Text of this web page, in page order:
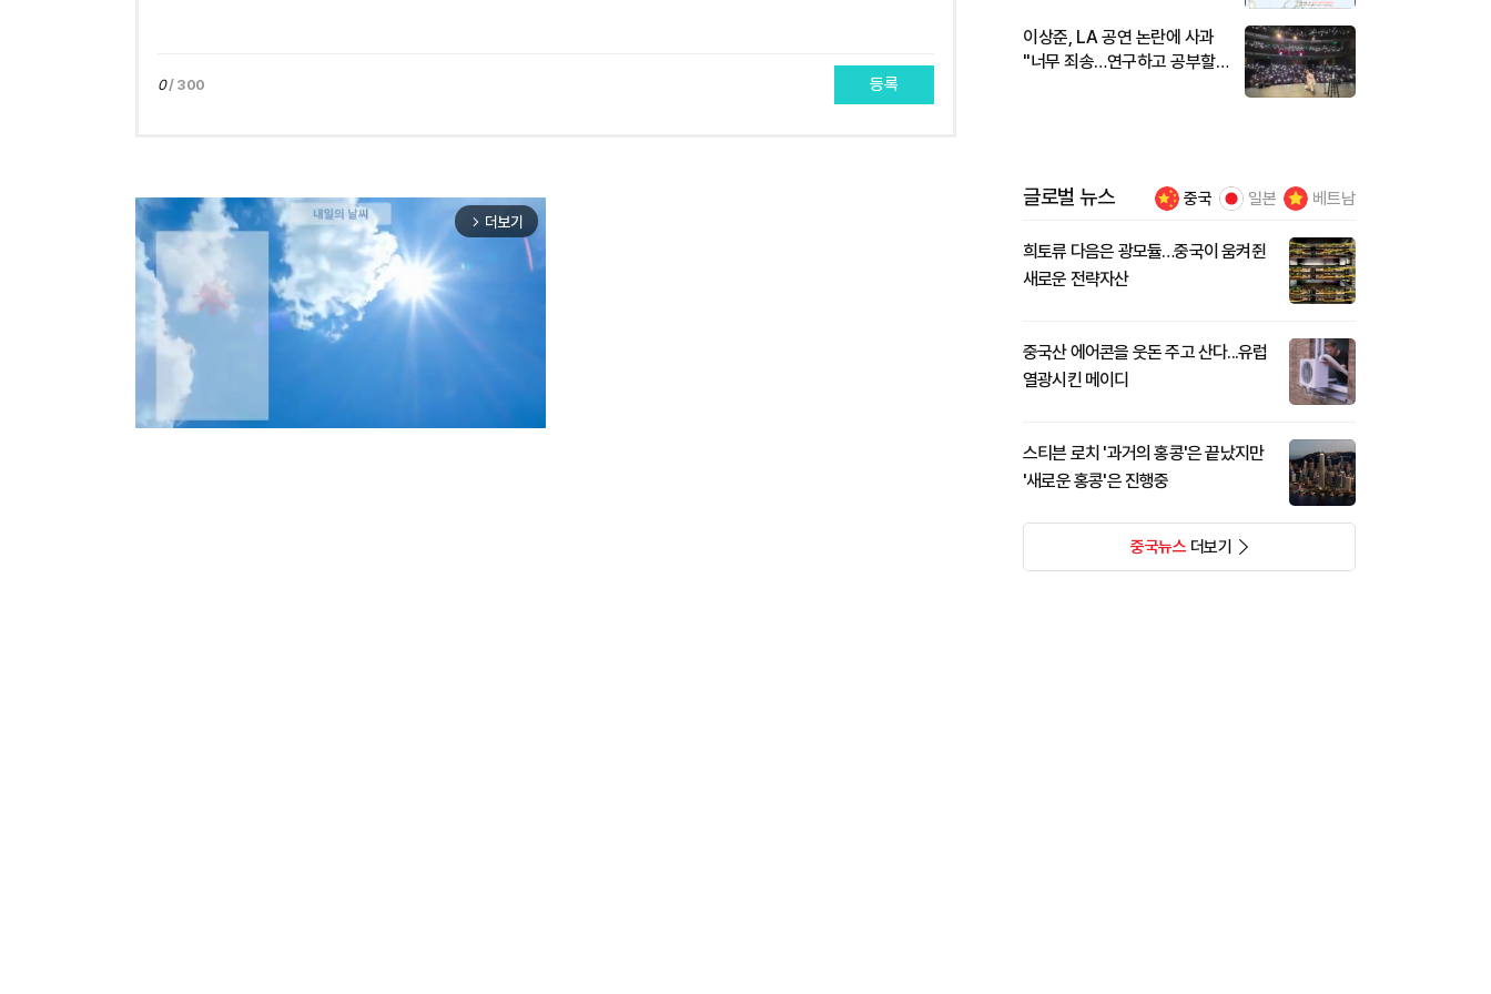
0/ 300 등록
arrow_forward_ios 더보기
이상준, LA 공연 논란에 사과
"너무 죄송…연구하고 공부할
글로벌 뉴스 중국 일본 베트남
희토류 다음은 광모듈…중국이 움켜쥔
새로운 전략자산
중국산 에어콘을 웃돈 주고 산다...유럽
열광시킨 메이디
스티븐 로치 '과거의 홍콩'은 끝났지만
'새로운 홍콩'은 진행중
중국뉴스더보기